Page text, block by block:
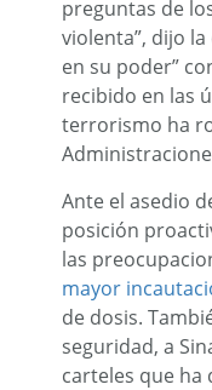
preguntas de
violenta”, dijo
en su poder”
recibido en las
terrorismo ha
Ante el asedio
posición
las
mayor
de dosis.
seguridad, a
carteles que ha